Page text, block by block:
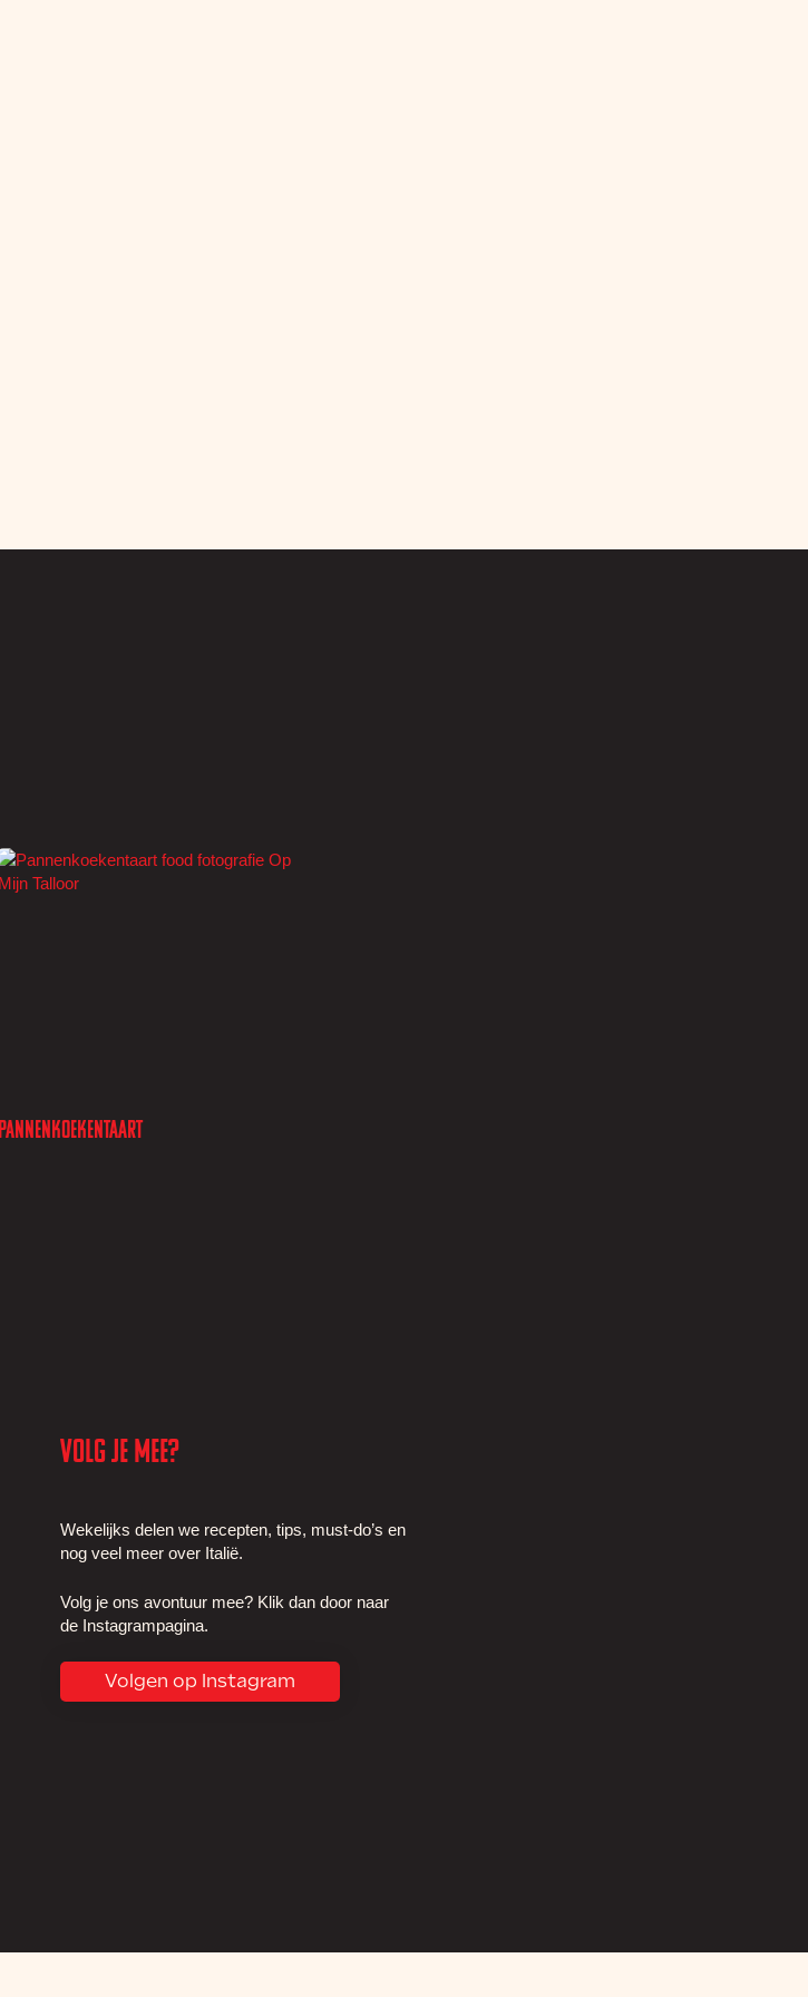
Pannenkoekentaart
Volg je mee?
Wekelijks delen we recepten, tips, must-do’s en
nog veel meer over Italië.
Volg je ons avontuur mee? Klik dan door naar
de Instagrampagina.
Volgen op Instagram